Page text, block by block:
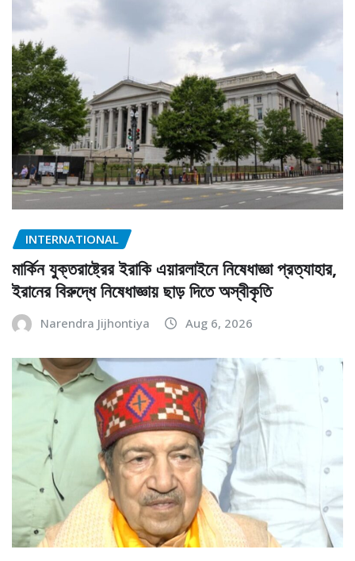
INTERNATIONAL
মার্কিন যুক্তরাষ্ট্রের ইরাকি এয়ারলাইনে নিষেধাজ্ঞা প্রত্যাহার,
ইরানের বিরুদ্ধে নিষেধাজ্ঞায় ছাড় দিতে অস্বীকৃতি
Narendra Jijhontiya Aug 6, 2026